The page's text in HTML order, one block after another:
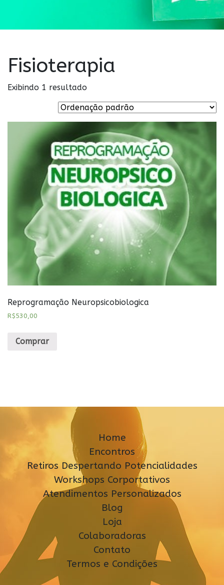
Fisioterapia
Exibindo 1 resultado
Reprogramação Neuropsicobiologica
R$530,00
Comprar
Home
Encontros
Retiros Despertando Potencialidades
Workshops Corportativos
Atendimentos Personalizados
Blog
Loja
Colaboradoras
Contato
Termos e Condições